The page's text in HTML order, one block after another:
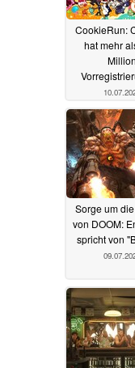
CookieRun:
hat mehr
Million
Sorge um
von DOOM:
spricht von